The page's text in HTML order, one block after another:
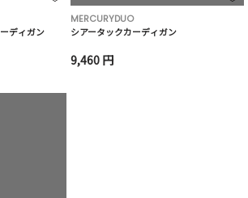
ディガン
MERCURYDUO
シアータックカーディガン
9,460 円